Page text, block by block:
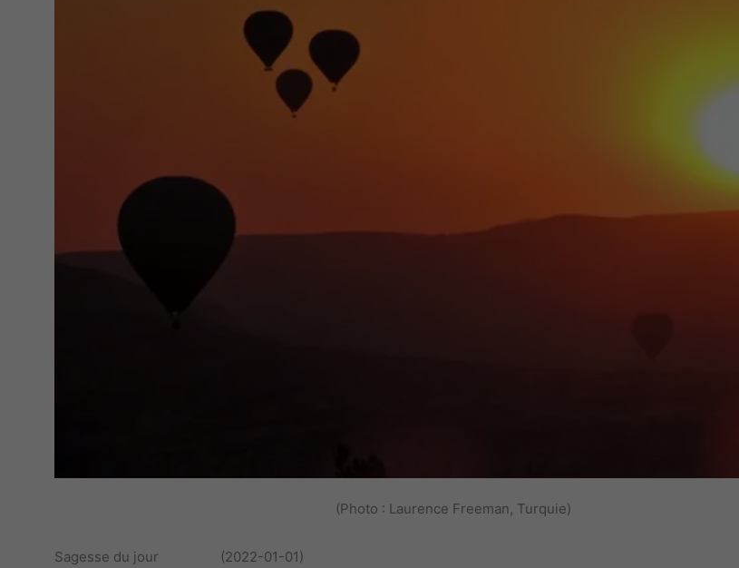
(Photo : Laurence Freeman, Turquie)
Sagesse du jour (2022-01-01)